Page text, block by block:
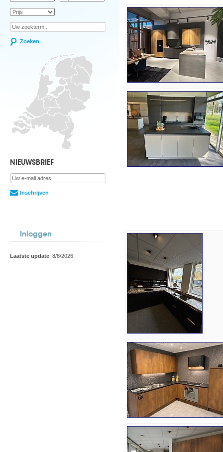
Zoeken
NIEUWSBRIEF
Inschrijven
Inloggen
Laatste update: 8/8/2026